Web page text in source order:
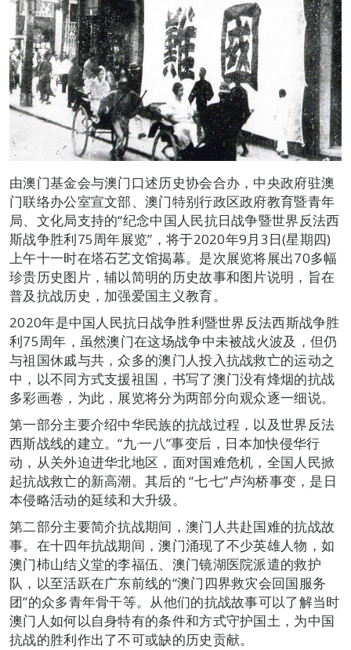
由澳门基金会与澳门口述历史协会合办，中央政府驻澳
门联络办公室宣文部、澳门特别行政区政府教育暨青年
局、文化局支持的“纪念中国人民抗日战争暨世界反法西
斯战争胜利75周年展览”，将于2020年9月3日(星期四)
上午十一时在塔石艺文馆揭幕。是次展览将展出70多幅
珍贵历史图片，辅以简明的历史故事和图片说明，旨在
普及抗战历史，加强爱国主义教育。
2020年是中国人民抗日战争胜利暨世界反法西斯战争胜
利75周年，虽然澳门在这场战争中未被战火波及，但仍
与祖国休戚与共，众多的澳门人投入抗战救亡的运动之
中，以不同方式支援祖国，书写了澳门没有烽烟的抗战
多彩画卷，为此，展览将分为两部分向观众逐一细说。
第一部分主要介绍中华民族的抗战过程，以及世界反法
西斯战线的建立。“九‧一八”事变后，日本加快侵华行
动，从关外迫进华北地区，面对国难危机，全国人民掀
起抗战救亡的新高潮。其后的 “七‧七”卢沟桥事变，是日
本侵略活动的延续和大升级。
第二部分主要简介抗战期间，澳门人共赴国难的抗战故
事。在十四年抗战期间，澳门涌现了不少英雄人物，如
澳门杮山结义堂的李福伍、澳门镜湖医院派遣的救护
队，以至活跃在广东前线的“澳门四界救灾会回国服务
团”的众多青年骨干等。从他们的抗战故事可以了解当时
澳门人如何以自身特有的条件和方式守护国土，为中国
抗战的胜利作出了不可或缺的历史贡献。